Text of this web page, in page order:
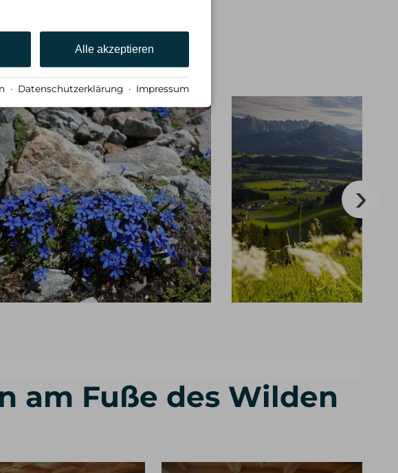
am Fuße des Wilden
Alle akzeptieren
· Datenschutzerklärung · Impressum